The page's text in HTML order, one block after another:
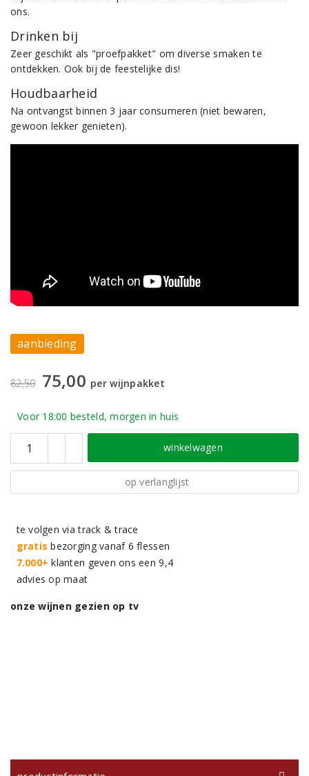
ons.
Drinken bij
Zeer geschikt als "proefpakket" om diverse smaken te
ontdekken. Ook bij de feestelijke dis!
Houdbaarheid
Na ontvangst binnen 3 jaar consumeren (niet bewaren,
gewoon lekker genieten).
aanbieding
82,50 75,00 per wijnpakket
Voor 18:00 besteld, morgen in huis
winkelwagen
op verlanglijst
te volgen via track & trace
gratis bezorging vanaf 6 flessen
7.000+ klanten geven ons een 9,4
advies op maat
onze wijnen gezien op tv